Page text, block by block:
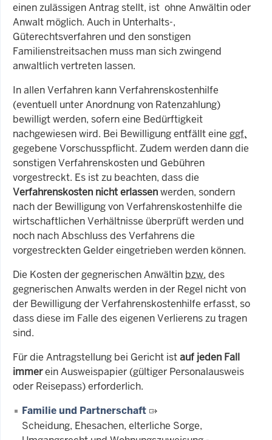
einen zulässigen Antrag stellt, ist ohne Anwältin oder
Anwalt möglich. Auch in Unterhalts-,
Güterechtsverfahren und den sonstigen
Familienstreitsachen muss man sich zwingend
anwaltlich vertreten lassen.
In allen Verfahren kann Verfahrenskostenhilfe
(eventuell unter Anordnung von Ratenzahlung)
bewilligt werden, sofern eine Bedürftigkeit
nachgewiesen wird. Bei Bewilligung entfällt eine ggf.
gegebene Vorschusspflicht. Zudem werden dann die
sonstigen Verfahrenskosten und Gebühren
vorgestreckt. Es ist zu beachten, dass die
Verfahrenskosten nicht erlassenwerden, sondern
nach der Bewilligung von Verfahrenskostenhilfe die
wirtschaftlichen Verhältnisse überprüft werden und
noch nach Abschluss des Verfahrens die
vorgestreckten Gelder eingetrieben werden können.
Die Kosten der gegnerischen Anwältin bzw. des
gegnerischen Anwalts werden in der Regel nicht von
der Bewilligung der Verfahrenskostenhilfe erfasst, so
dass diese im Falle des eigenen Verlierens zu tragen
sind.
Für die Antragstellung bei Gericht istauf jeden Fall
immerein Ausweispapier (gültiger Personalausweis
oder Reisepass) erforderlich.
Familie und Partnerschaft
Scheidung, Ehesachen, elterliche Sorge,